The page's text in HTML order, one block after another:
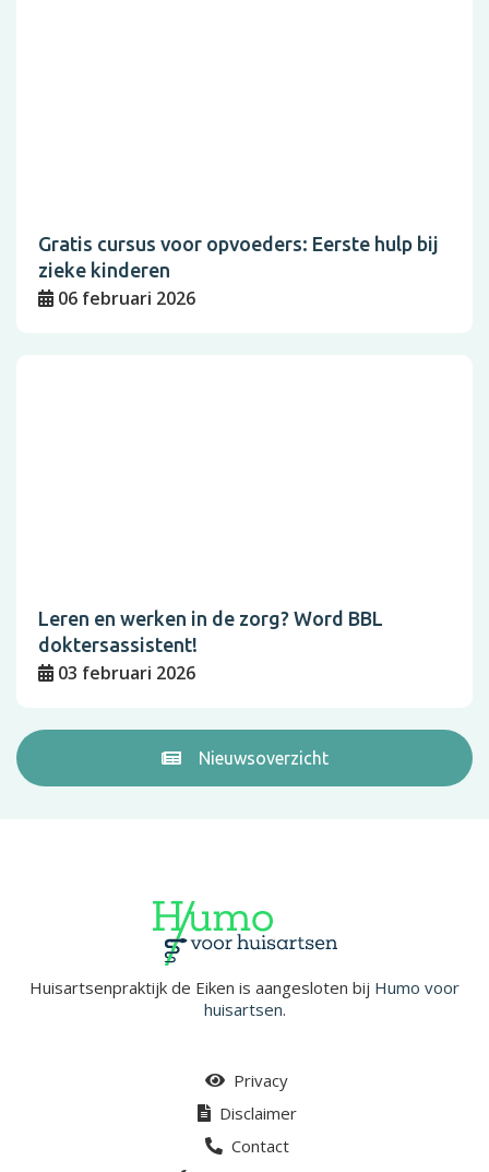
Gratis cursus voor opvoeders: Eerste hulp bij
zieke kinderen
06 februari 2026
Leren en werken in de zorg? Word BBL
doktersassistent!
03 februari 2026
Nieuwsoverzicht
Huisartsenpraktijk de Eiken is aangesloten bij Humo voor
huisartsen.
Privacy
Disclaimer
Contact